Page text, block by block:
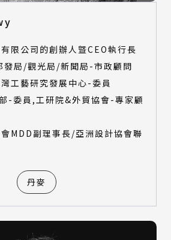
限公司的創辦人曁CEO執行長
發局/觀光局/新聞局-市政顧問
工藝研究發展中心-委員
-委員,工研院&外貿協會-專家顧
MDD副理事長/亞洲設計協會聯
丹麥